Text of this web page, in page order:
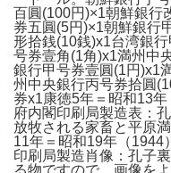
百圓(100円)×1朝鮮銀行
券五圓(5円)×1朝鮮銀行
形拾銭(10銭)x1台湾銀
号券壹角(1角)x1満州中
銀行甲号券壹圓(1円)x1
州中央銀行丙号券拾圓
券x1康徳5年＝昭和13
府内閣印刷局製造表：
放牧される家畜と平原
11年＝昭和19年（1944
印刷局製造肖像：孔子
る物ですので、画像を